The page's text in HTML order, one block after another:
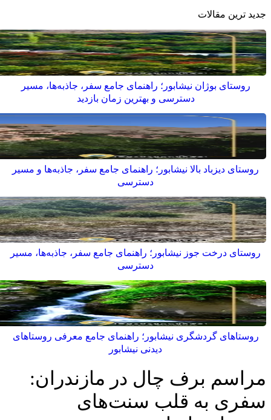
جدید ترین مقالات
روستای بوژان نیشابور؛ راهنمای جامع سفر، جاذبه‌ها، مسیر
دسترسی و بهترین زمان بازدید
روستای دیزباد بالا نیشابور؛ راهنمای جامع سفر، جاذبه‌ها و مسیر
دسترسی
روستای درخت جوز نیشابور؛ راهنمای جامع سفر، جاذبه‌ها، مسیر
دسترسی
روستاهای گردشگری نیشابور؛ راهنمای جامع معرفی روستاهای
دیدنی نیشابور
مراسم برف چال در مازندران:
سفری به قلب سنت‌های